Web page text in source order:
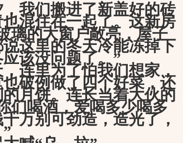
我们搬进了新盖好的砖
混住在一起了。这新房
璃的大窗户敞亮，屋子
这里的冬天冷能冻掉下
该没问题了。”
连里为了怕我们想家，
破例做了四个好菜，还
月饼。连长当着大伙的
们喝酒，爱喝多少喝多
万别可劲造，造光了，